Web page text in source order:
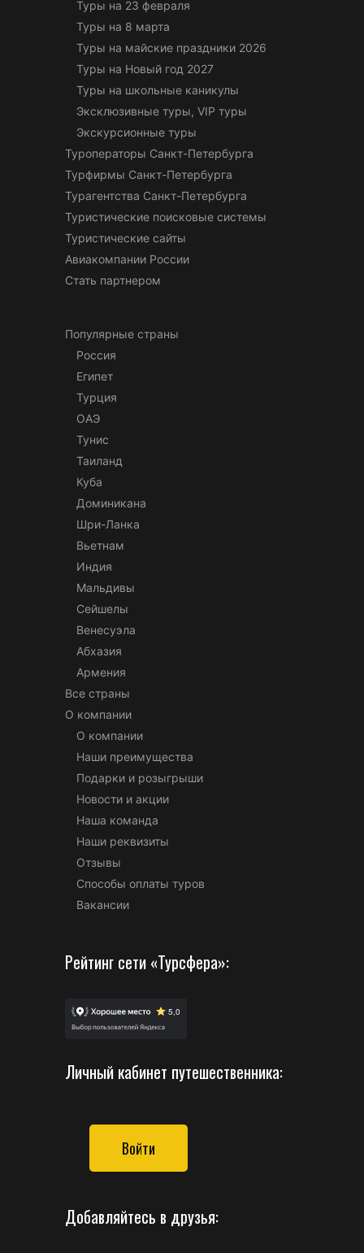
Туры на 23 февраля
Туры на 8 марта
Туры на майские праздники 2026
Туры на Новый год 2027
Туры на школьные каникулы
Эксклюзивные туры, VIP туры
Экскурсионные туры
Туроператоры Санкт-Петербурга
Турфирмы Санкт-Петербурга
Турагентства Санкт-Петербурга
Туристические поисковые системы
Туристические сайты
Авиакомпании России
Стать партнером
Популярные страны
Россия
Египет
Турция
ОАЭ
Тунис
Таиланд
Куба
Доминикана
Шри-Ланка
Вьетнам
Индия
Мальдивы
Сейшелы
Венесуэла
Абхазия
Армения
Все страны
О компании
О компании
Наши преимущества
Подарки и розыгрыши
Новости и акции
Наша команда
Наши реквизиты
Отзывы
Способы оплаты туров
Вакансии
Рейтинг сети «Турсфера»:
Личный кабинет путешественника:
Войти
Добавляйтесь в друзья: